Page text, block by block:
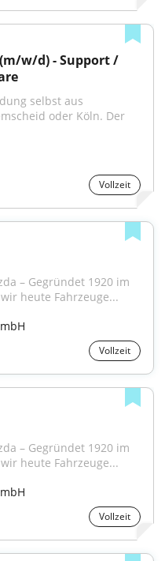
w/d) - Support /
selbst aus
oder Köln. Der
Vollzeit
– Gegründet 1920 im
heute Fahrzeuge...
Vollzeit
– Gegründet 1920 im
heute Fahrzeuge...
Vollzeit